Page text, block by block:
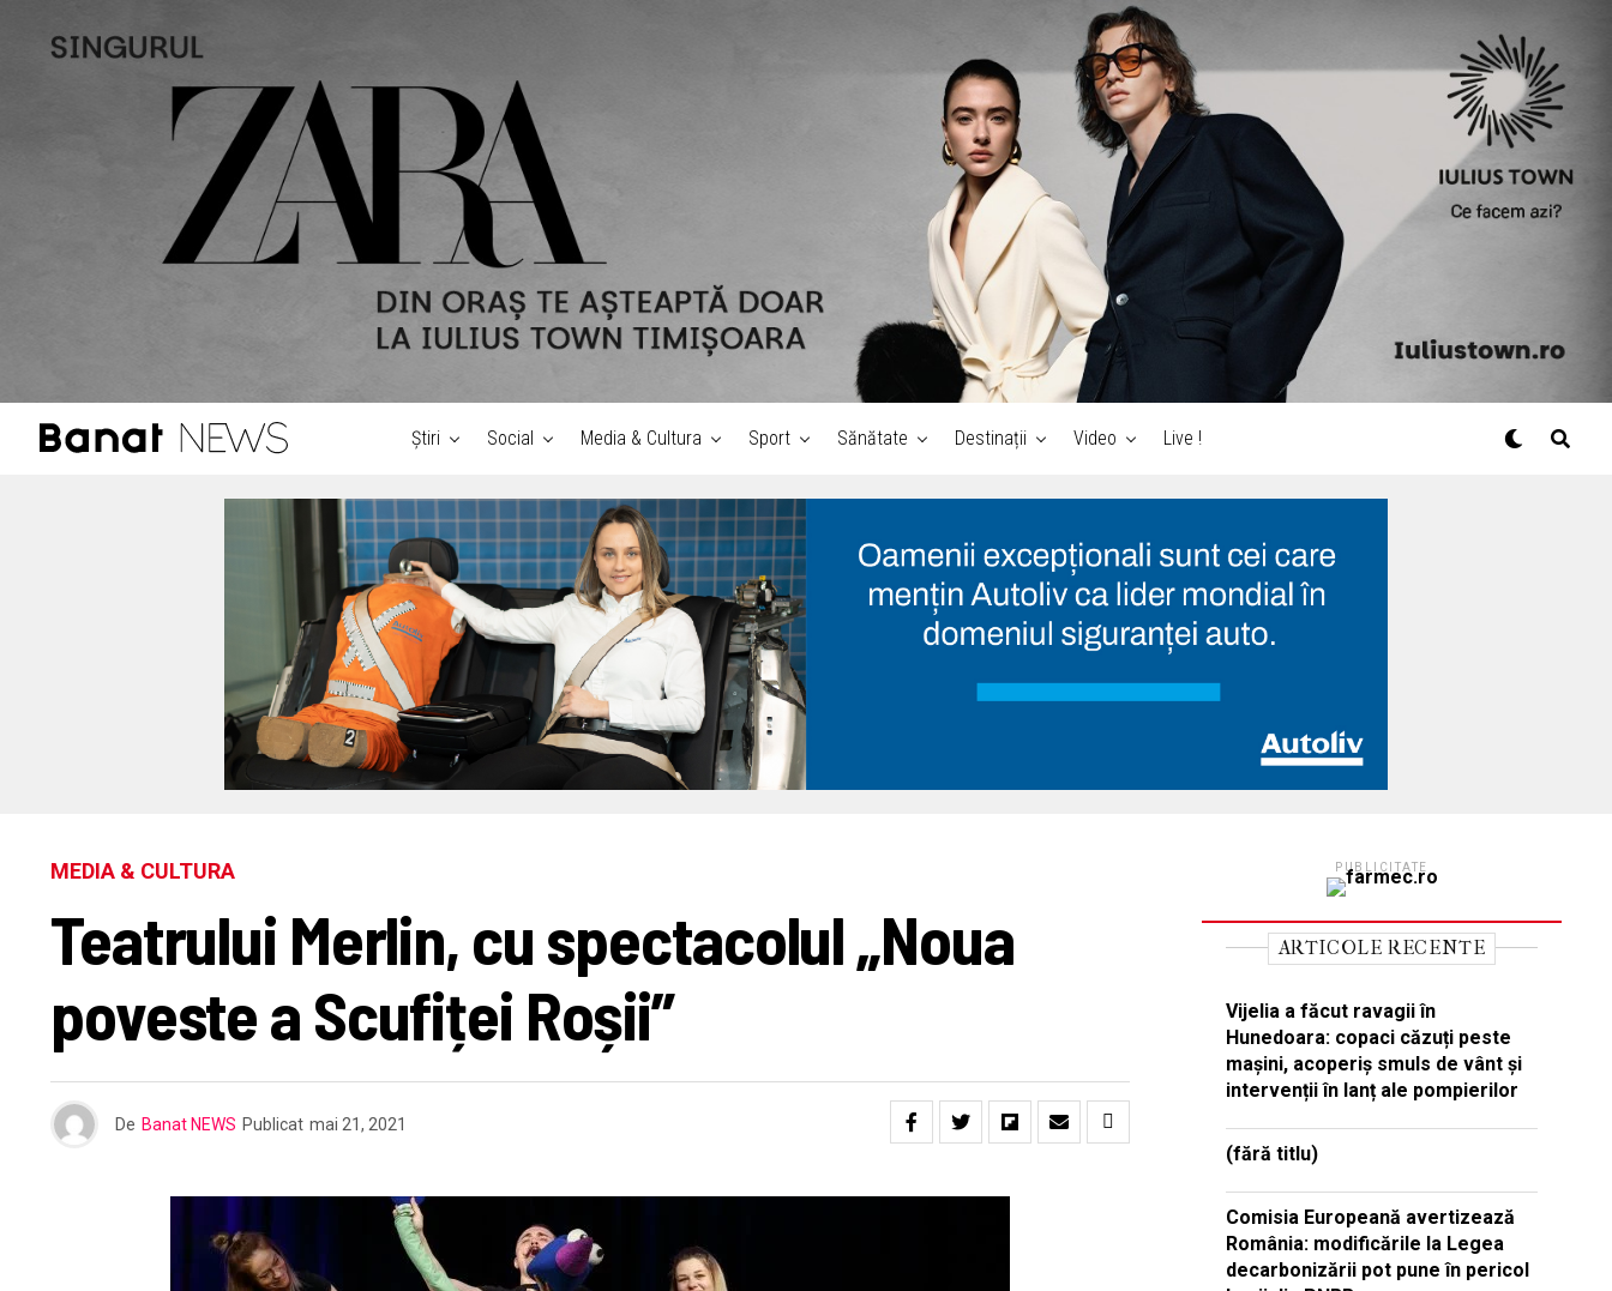
Știri Social Media & Cultura Sport Sănătate Destinații Video Live !
MEDIA & CULTURA
Teatrului Merlin, cu spectacolul „Noua
poveste a Scufiței Roșii”
De Banat NEWS Publicat mai 21, 2021
PUBLICITATE
ARTICOLE RECENTE
Vijelia a făcut ravagii în
Hunedoara: copaci căzuți peste
mașini, acoperiș smuls de vânt și
intervenții în lanț ale pompierilor
(fără titlu)
Comisia Europeană avertizează
România: modificările la Legea
decarbonizării pot pune în pericol